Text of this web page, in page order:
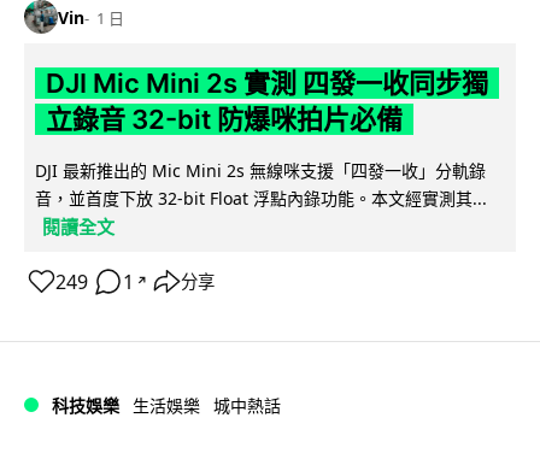
Vin 1 日
DJI Mic Mini 2s 實測 四發一收同步獨
立錄音 32-bit 防爆咪拍片必備
DJI 最新推出的 Mic Mini 2s 無線咪支援「四發一收」分軌錄
音，並首度下放 32-bit Float 浮點內錄功能。本文經實測其...
閱讀全文
249 1 ↗ 分享
科技娛樂 生活娛樂 城中熱話